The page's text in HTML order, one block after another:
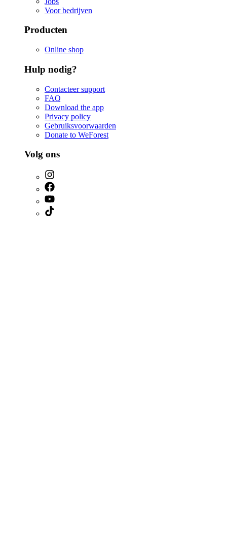
Voor bedrijven
Producten
Online shop
Hulp nodig?
Contacteer support
FAQ
Download the app
Privacy policy
Gebruiksvoorwaarden
Donate to WeForest
Volg ons